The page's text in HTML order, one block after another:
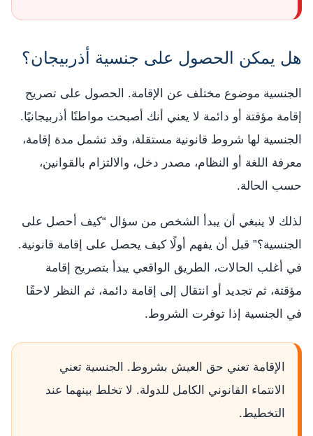
هل يمكن الحصول على جنسية أذربيجان؟
الجنسية موضوع مختلف عن الإقامة. الحصول على تصريح
إقامة مؤقتة أو دائمة لا يعني أنك أصبحت مواطنًا أذربيجانيًا.
الجنسية لها شروط قانونية مستقلة، وقد تشمل مدة إقامة،
معرفة اللغة أو النظام، مصدر دخل، والالتزام بالقوانين،
حسب الحالة.
لذلك لا ينبغي أن يبدأ الشخص من سؤال “كيف أحصل على
الجنسية؟” قبل أن يفهم أولًا كيف يحصل على إقامة قانونية.
في أغلب الحالات، الطريق الواقعي يبدأ بتصريح إقامة
مؤقتة، ثم تجديد أو انتقال إلى إقامة دائمة، ثم النظر لاحقًا
في الجنسية إذا توفرت الشروط.
الإقامة تعني حق العيش بشروط. الجنسية تعني
الانتماء القانوني الكامل للدولة. لا تخلط بينهما عند
التخطيط.